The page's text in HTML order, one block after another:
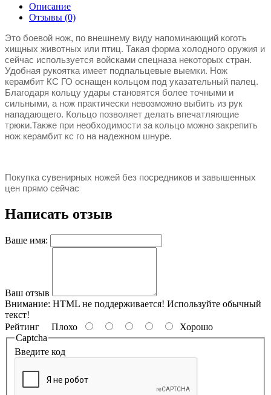
Описание
Отзывы (0)
Это боевой нож, по внешнему виду напоминающий коготь
хищных животных или птиц. Такая форма холодного оружия и
сейчас используется войсками спецназа некоторых стран.
Удобная рукоятка имеет подпальцевые выемки. Нож
керамбит КС ГО оснащен кольцом под указательный палец.
Благодаря кольцу удары становятся более точными и
сильными, а нож практически невозможно выбить из рук
нападающего. Кольцо позволяет делать впечатляющие
трюки.Также при необходимости за кольцо можно закрепить
нож керамбит кс го на надежном шнуре.
Покупка сувенирных ножей без посредников и завышенных
цен прямо сейчас
Написать отзыв
Ваше имя:
Ваш отзыв
Внимание: HTML не поддерживается! Используйте обычный
текст!
Рейтинг Плохо
Хорошо
Captcha
Введите код